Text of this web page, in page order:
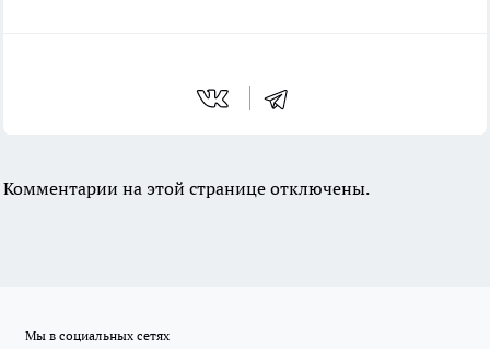
Комментарии на этой странице отключены.
Мы в социальных сетях